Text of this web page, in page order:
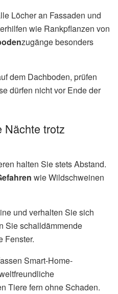
Löcher an Fassaden und
wie Rankpflanzen von
zugänge besonders
dem Dachboden, prüfen
dürfen nicht vor Ende der
Nächte trotz
halten Sie stets Abstand.
wie Wildschweinen
und verhalten Sie sich
Sie schalldämmende
Fenster.
Smart-Home-
Tiere fern ohne Schaden.